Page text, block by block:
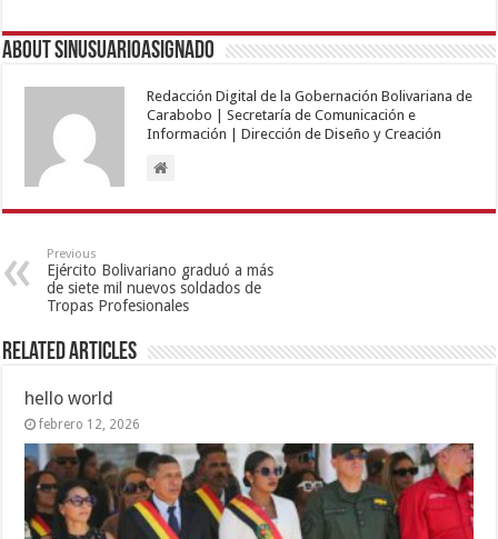
About sinusuarioasignado
Redacción Digital de la Gobernación Bolivariana de
Carabobo | Secretaría de Comunicación e
Información | Dirección de Diseño y Creación
Previous
Ejército Bolivariano graduó a más
de siete mil nuevos soldados de
Tropas Profesionales
Related Articles
hello world
febrero 12, 2026